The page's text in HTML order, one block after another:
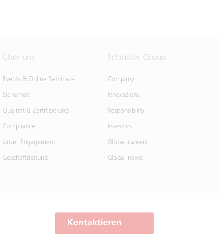
Über uns
Events & Online-Seminare
Sicherheit
Qualität & Zertifizierung
Compliance
Unser Engagement
Geschäftsleitung
Schindler Group
Company
Innovations
Responsibility
Investors
Global careers
Global news
Kontaktieren